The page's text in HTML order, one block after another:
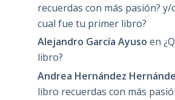
recuerdas con más pasión? y/
cual fue tu primer libro?
Alejandro García Ayuso en
libro?
Andrea Hernández
libro recuerdas con más